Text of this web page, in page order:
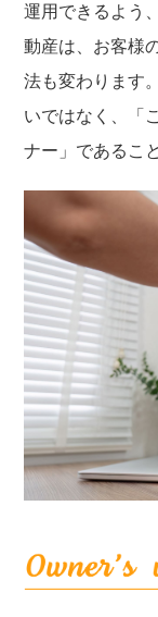
運用できるよう
動産は、お客様
法も変わります
いではなく、「
ナー」であるこ